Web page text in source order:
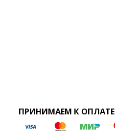
ПРИНИМАЕМ К ОПЛАТЕ